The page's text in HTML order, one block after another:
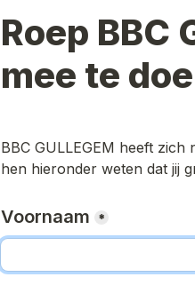
Roep BBC
mee te
BBC GULLEGEM heeft zich
hen hieronder weten dat jij
Voornaam *